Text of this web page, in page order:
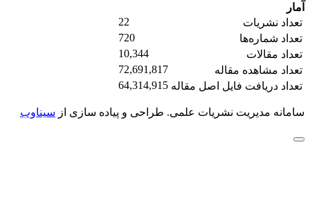
آمار
تعداد نشریات
22
تعداد شماره‌ها
720
تعداد مقالات
10,344
تعداد مشاهده مقاله
72,691,817
تعداد دریافت فایل اصل مقاله 64,314,915
سامانه مدیریت نشریات علمی. طراحی و پیاده سازی از سیناوب